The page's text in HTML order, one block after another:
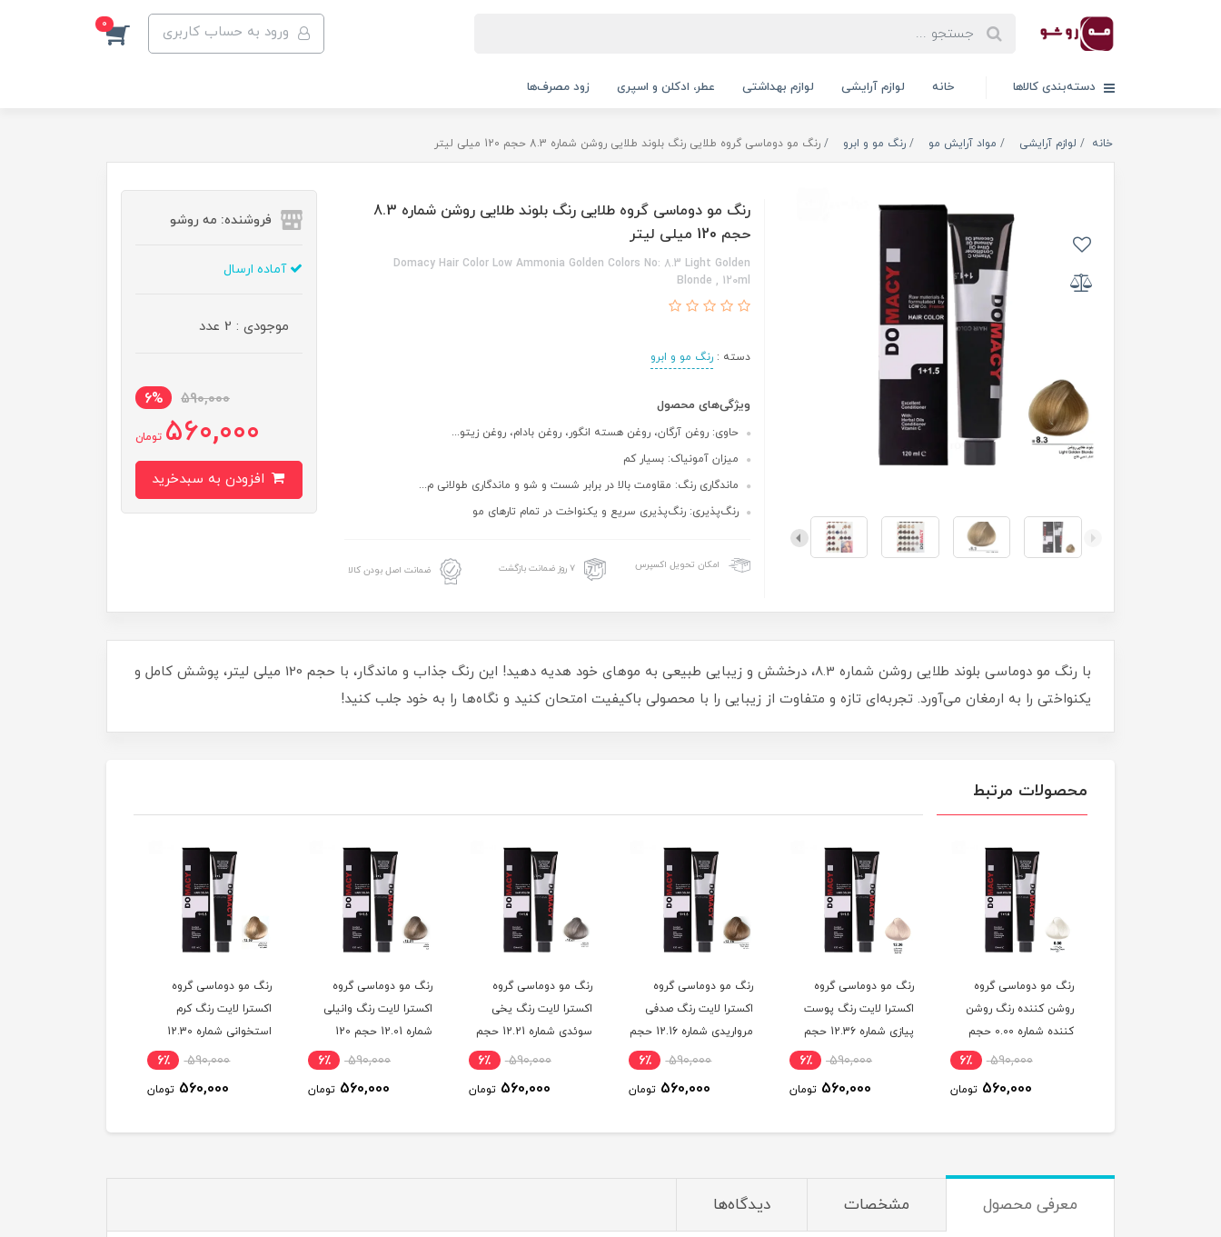
ورود به حساب کاربری 0
دسته‌بندی کالاها خانه لوازم آرایشی لوازم بهداشتی عطر، ادکلن و اسپری زود مصرف‌ها
خانه لوازم آرایشی مواد آرایش مو رنگ مو و ابرو رنگ مو دوماسی گروه طلایی رنگ بلوند طلایی روشن شماره 8.3 حجم 120 میلی لیتر
رنگ مو دوماسی گروه طلایی رنگ بلوند طلایی روشن شماره 8.3
حجم 120 میلی لیتر
Domacy Hair Color Low Ammonia Golden Colors No: 8.3 Light Golden
Blonde , 120ml
دسته :رنگ مو و ابرو
ویژگی‌های محصول
حاوی: روغن آرگان، روغن هسته انگور، روغن بادام، روغن زیتو...
میزان آمونیاک: بسیار کم
ماندگاری رنگ: مقاومت بالا در برابر شست و شو و ماندگاری طولانی‌ م...
رنگ‌پذیری: رنگ‌پذیری سریع و یکنواخت در تمام تارهای مو
امکان تحویل اکسپرس ۷ روز ضمانت بازگشت ضمانت اصل بودن کالا
فروشنده: مه رو‌شو
آماده ارسال
موجودی : 2 عدد
590,000
6%
560,000 تومان
با رنگ مو دوماسی بلوند طلایی روشن شماره 8.3، درخشش و زیبایی طبیعی به موهای خود هدیه دهید! این رنگ جذاب و ماندگار، با حجم 120 میلی لیتر، پوشش کامل و
یکنواختی را به ارمغان می‌آورد. تجربه‌ای تازه و متفاوت از زیبایی را با محصولی باکیفیت امتحان کنید و نگاه‌ها را به خود جلب کنید!
محصولات مرتبط
رنگ مو دوماسی گروه
روشن کننده رنگ روشن
کننده شماره 0.00 حجم
590,000 6٪
560,000 تومان
رنگ مو دوماسی گروه
اکسترا لایت رنگ پوست
پیازی شماره 12.36 حجم
590,000 6٪
560,000 تومان
رنگ مو دوماسی گروه
اکسترا لایت رنگ صدفی
مرواریدی شماره 12.16 حجم
590,000 6٪
560,000 تومان
رنگ مو دوماسی گروه
اکسترا لایت رنگ یخی
سوئدی شماره 12.21 حجم
590,000 6٪
560,000 تومان
رنگ مو دوماسی گروه
اکسترا لایت رنگ وانیلی
شماره 12.01 حجم 120
590,000 6٪
560,000 تومان
رنگ مو دوماسی گروه
اکسترا لایت رنگ کرم
استخوانی شماره 12.30
590,000 6٪
560,000 تومان
معرفی محصول مشخصات دیدگاه‌ها